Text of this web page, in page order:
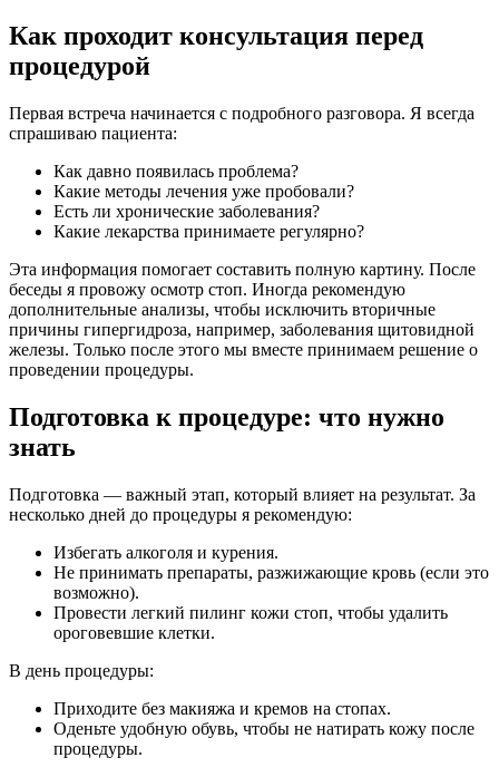
Как проходит консультация перед
процедурой
Первая встреча начинается с подробного разговора. Я всегда
спрашиваю пациента:
Как давно появилась проблема?
Какие методы лечения уже пробовали?
Есть ли хронические заболевания?
Какие лекарства принимаете регулярно?
Эта информация помогает составить полную картину. После
беседы я провожу осмотр стоп. Иногда рекомендую
дополнительные анализы, чтобы исключить вторичные
причины гипергидроза, например, заболевания щитовидной
железы. Только после этого мы вместе принимаем решение о
проведении процедуры.
Подготовка к процедуре: что нужно
знать
Подготовка — важный этап, который влияет на результат. За
несколько дней до процедуры я рекомендую:
Избегать алкоголя и курения.
Не принимать препараты, разжижающие кровь (если это
возможно).
Провести легкий пилинг кожи стоп, чтобы удалить
ороговевшие клетки.
В день процедуры:
Приходите без макияжа и кремов на стопах.
Оденьте удобную обувь, чтобы не натирать кожу после
процедуры.